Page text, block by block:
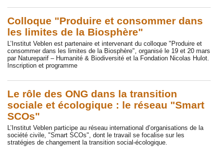
Colloque "Produire et consommer dans
les limites de la Biosphère"
L’Institut Veblen est partenaire et intervenant du colloque "Produire et
consommer dans les limites de la Biosphère", organisé le 19 et 20 mars
par Natureparif – Humanité & Biodiversité et la Fondation Nicolas Hulot.
Inscription et programme
Le rôle des ONG dans la transition
sociale et écologique : le réseau "Smart
SCOs"
L’Institut Veblen participe au réseau international d’organisations de la
société civile, "Smart SCOs", dont le travail se focalise sur les
stratégies de changement la transition social-écologique.